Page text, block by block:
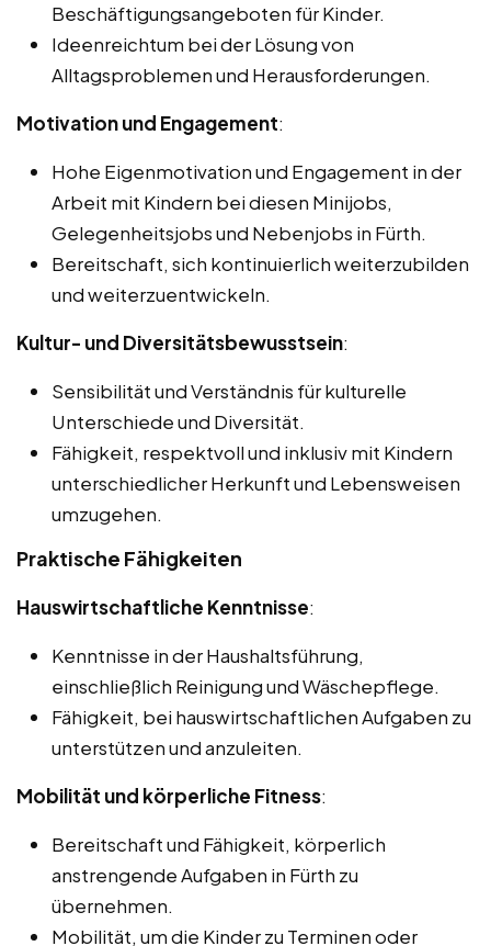
Beschäftigungsangeboten für Kinder.
Ideenreichtum bei der Lösung von
Alltagsproblemen und Herausforderungen.
Motivation und Engagement:
Hohe Eigenmotivation und Engagement in der
Arbeit mit Kindern bei diesen Minijobs,
Gelegenheitsjobs und Nebenjobs in Fürth.
Bereitschaft, sich kontinuierlich weiterzubilden
und weiterzuentwickeln.
Kultur- und Diversitätsbewusstsein:
Sensibilität und Verständnis für kulturelle
Unterschiede und Diversität.
Fähigkeit, respektvoll und inklusiv mit Kindern
unterschiedlicher Herkunft und Lebensweisen
umzugehen.
Praktische Fähigkeiten
Hauswirtschaftliche Kenntnisse:
Kenntnisse in der Haushaltsführung,
einschließlich Reinigung und Wäschepflege.
Fähigkeit, bei hauswirtschaftlichen Aufgaben zu
unterstützen und anzuleiten.
Mobilität und körperliche Fitness:
Bereitschaft und Fähigkeit, körperlich
anstrengende Aufgaben in Fürth zu
übernehmen.
Mobilität, um die Kinder zu Terminen oder